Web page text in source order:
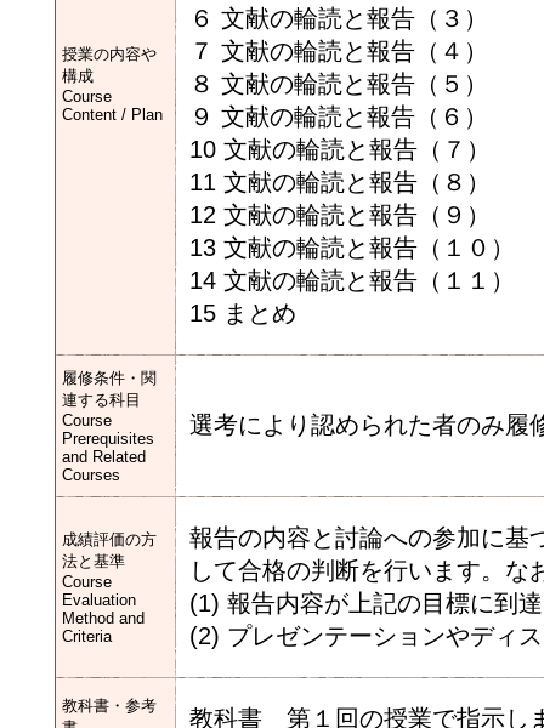
授業の内容や
構成
Course
Content / Plan
６ 文献の輪読と報告（３）
７ 文献の輪読と報告（４）
８ 文献の輪読と報告（５）
９ 文献の輪読と報告（６）
10 文献の輪読と報告（７）
11 文献の輪読と報告（８）
12 文献の輪読と報告（９）
13 文献の輪読と報告（１０）
14 文献の輪読と報告（１１）
15 まとめ
履修条件・関
連する科目
Course
Prerequisites
and Related
Courses
選考により認められた者のみ履
成績評価の方
法と基準
Course
Evaluation
Method and
Criteria
報告の内容と討論への参加に基
して合格の判断を行います。
(1) 報告内容が上記の目標に到
(2) プレゼンテーションやディ
教科書・参考
教科書 第１回の授業で指示し